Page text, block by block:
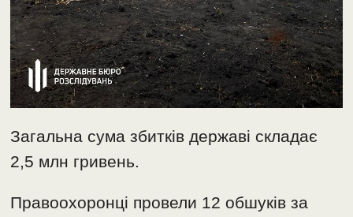
Загальна сума збитків державі складає
2,5 млн гривень.
Правоохоронці провели 12 обшуків за